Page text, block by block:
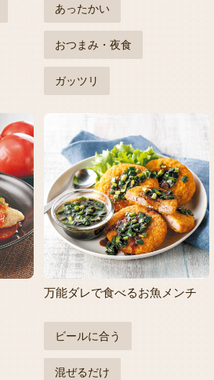
あったかい
おつまみ・夜食
ガッツリ
万能ダレで食べるお魚メンチ
ビールに合う
混ぜるだけ